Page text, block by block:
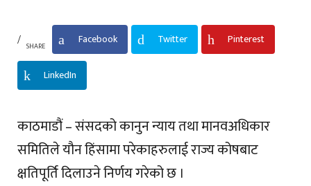
SHARE Facebook Twitter Pinterest
LinkedIn
काठमाडौं – संसदको कानुन न्याय तथा मानवअधिकार
समितिले यौन हिंसामा परेकाहरुलाई राज्य कोषबाट
क्षतिपूर्ति दिलाउने निर्णय गरेको छ ।